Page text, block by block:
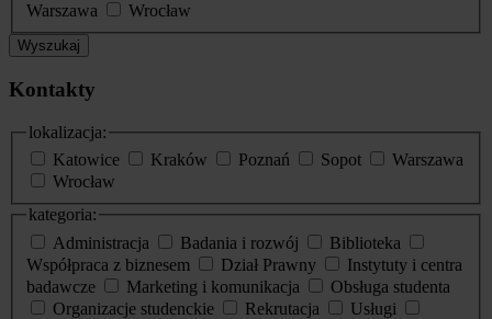
Warszawa
Wrocław
Wyszukaj
Kontakty
lokalizacja:
Katowice
Kraków Poznań Sopot
Warszawa
Wrocław
kategoria:
Administracja
Badania i rozwój
Biblioteka
Współpraca z biznesem
Dział Prawny
Instytuty i centra
badawcze
Marketing i komunikacja
Obsługa studenta
Organizacje studenckie
Rekrutacja
Usługi